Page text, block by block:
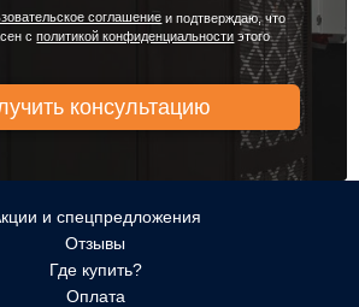
соглашение и подтверждаю, что
сполитикой конфиденциальности этого
и спецпредложения
Отзывы
Где купить?
Оплата